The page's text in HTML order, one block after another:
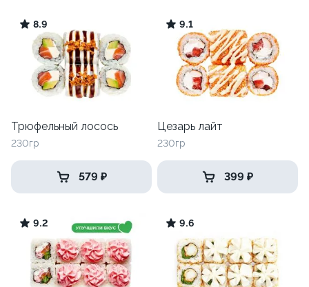
8.9
Трюфельный лосось
230гр
579 ₽
9.1
Цезарь лайт
230гр
399 ₽
9.2 9.6